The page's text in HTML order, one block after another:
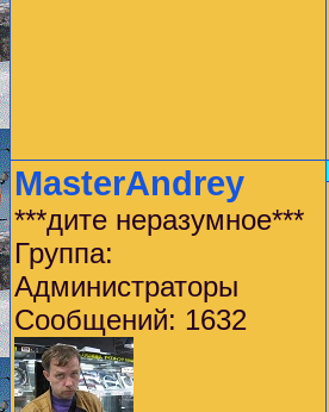
MasterAndrey
***дите неразумное***
Группа:
Администраторы
Сообщений: 1632